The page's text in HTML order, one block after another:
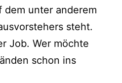
dem unter anderem
steht.
Job. Wer möchte
schon ins